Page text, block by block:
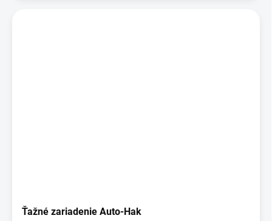
Ťažné zariadenie Auto-Hak